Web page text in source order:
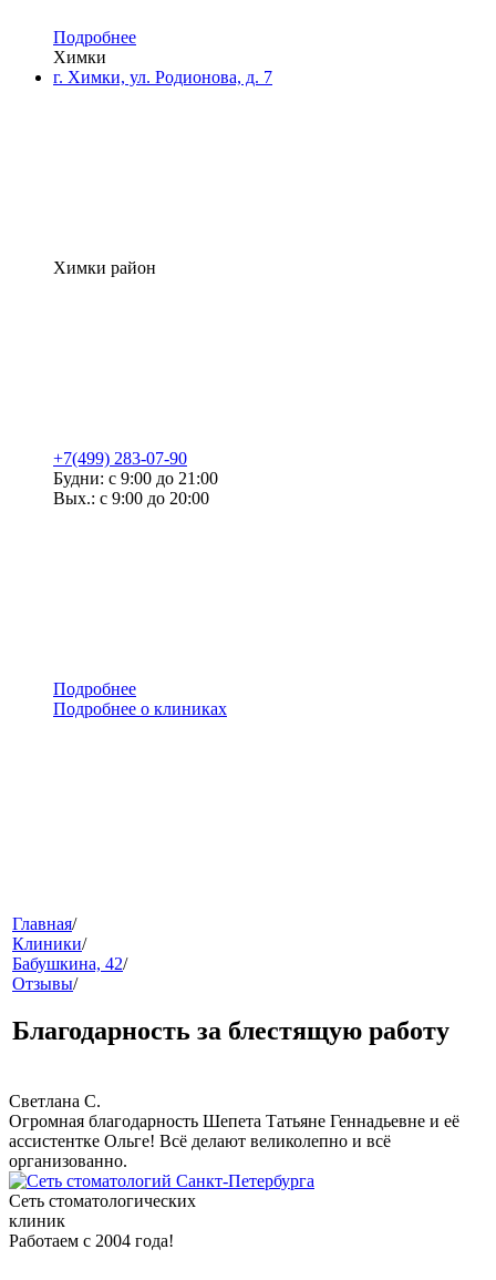
Подробнее
Химки
г. Химки, ул. Родионова, д. 7
Химки район
+7(499) 283-07-90
Будни: с 9:00 до 21:00
Вых.: с 9:00 до 20:00
Подробнее
Подробнее о клиниках
меню
звонок
Главная/
Клиники/
Бабушкина, 42/
Отзывы/
Благодарность за блестящую работу
Светлана С.
Огромная благодарность Шепета Татьяне Геннадьевне и её
ассистентке Ольге! Всё делают великолепно и всё
организованно.
Сеть стоматологических
клиник
Работаем с 2004 года!